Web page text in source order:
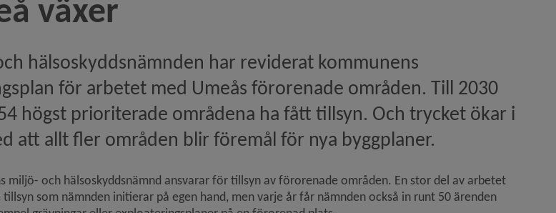
grön industriell symbios)
för att nå befolkningsmålet 2050)
Umeå växer)
växer
hälsoskyddsnämnden har reviderat kommunens
för arbetet med Umeås förorenade områden. Till 2030
högst prioriterade områdena ha fått tillsyn. Och trycket ökar i
att allt fler områden blir föremål för nya byggplaner.
miljö- och hälsoskyddsnämnd ansvarar för tillsyn av förorenade områden. En stor del av arbetet
tillsyn som nämnden initierar på egen hand, men varje år får nämnden också in runt 50 ärenden